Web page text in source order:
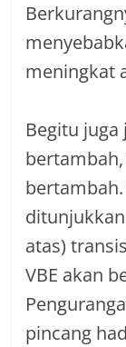
meningkat
Begitu
atas)
VBE akan
pincang